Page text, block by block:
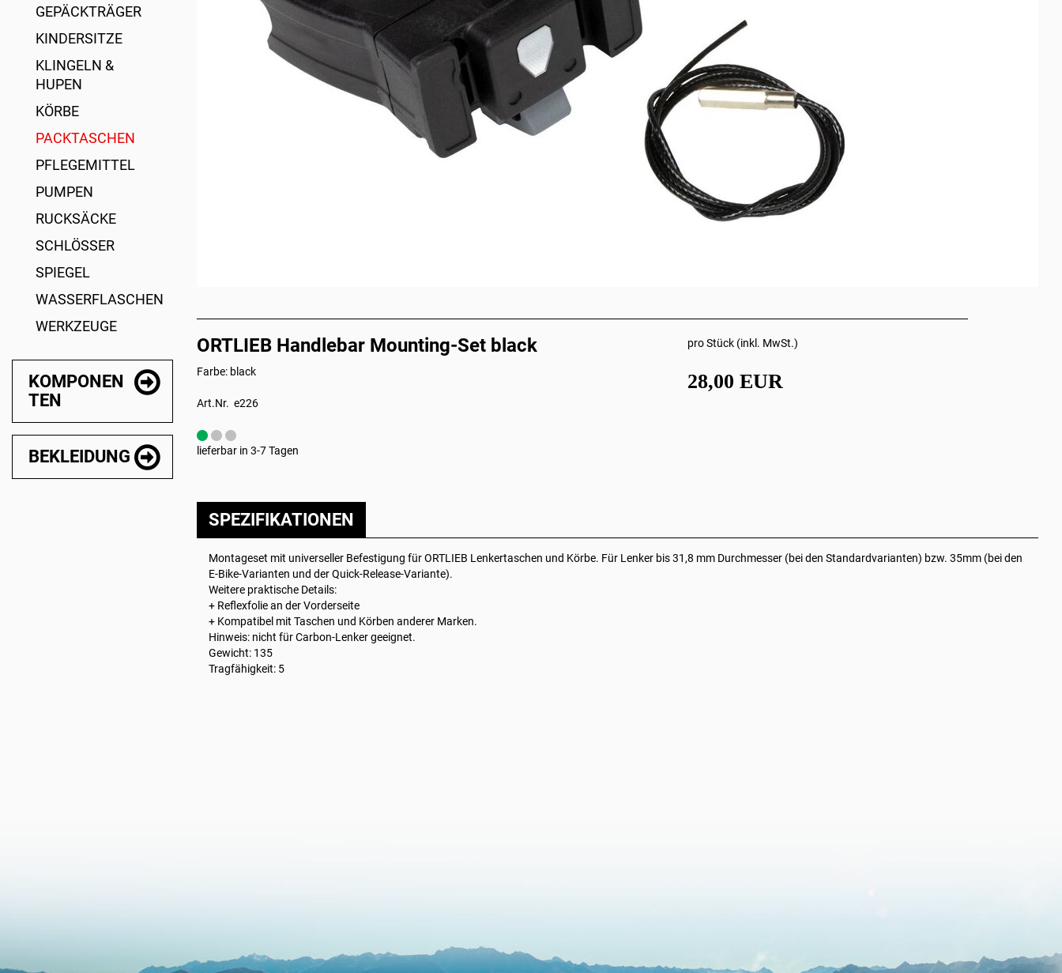
GEPÄCKTRÄGER
KINDERSITZE
KLINGELN &
HUPEN
KÖRBE
PACKTASCHEN
PFLEGEMITTEL
PUMPEN
RUCKSÄCKE
SCHLÖSSER
SPIEGEL
WASSERFLASCHEN
WERKZEUGE
KOMPONEN
TEN
BEKLEIDUNG
ORTLIEB Handlebar Mounting-Set black
Farbe: black
Art.Nr. e226
lieferbar in 3-7 Tagen
pro Stück (inkl. MwSt.)
28,00 EUR
SPEZIFIKATIONEN
Montageset mit universeller Befestigung für ORTLIEB Lenkertaschen und Körbe. Für Lenker bis 31,8 mm Durchmesser (bei den Standardvarianten) bzw. 35mm (bei den
E-Bike-Varianten und der Quick-Release-Variante).
Weitere praktische Details:
+ Reflexfolie an der Vorderseite
+ Kompatibel mit Taschen und Körben anderer Marken.
Hinweis: nicht für Carbon-Lenker geeignet.
Gewicht: 135
Tragfähigkeit: 5